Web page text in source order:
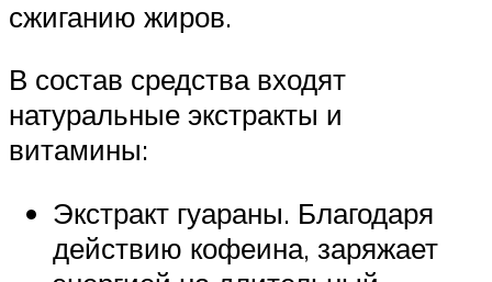
сжиганию жиров.
В состав средства входят
натуральные экстракты и
витамины:
Экстракт гуараны. Благодаря
действию кофеина, заряжает